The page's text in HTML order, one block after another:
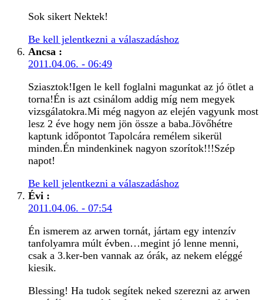
Sok sikert Nektek!
Be kell jelentkezni a válaszadáshoz
Ancsa :
2011.04.06. - 06:49
Sziasztok!Igen le kell foglalni magunkat az jó ötlet a
torna!Én is azt csinálom addig míg nem megyek
vizsgálatokra.Mi még nagyon az elején vagyunk most
lesz 2 éve hogy nem jön össze a baba.Jövőhétre
kaptunk időpontot Tapolcára remélem sikerül
minden.Én mindenkinek nagyon szorítok!!!Szép
napot!
Be kell jelentkezni a válaszadáshoz
Évi :
2011.04.06. - 07:54
Én ismerem az arwen tornát, jártam egy intenzív
tanfolyamra múlt évben…megint jó lenne menni,
csak a 3.ker-ben vannak az órák, az nekem eléggé
kiesik.
Blessing! Ha tudok segítek neked szerezni az arwen